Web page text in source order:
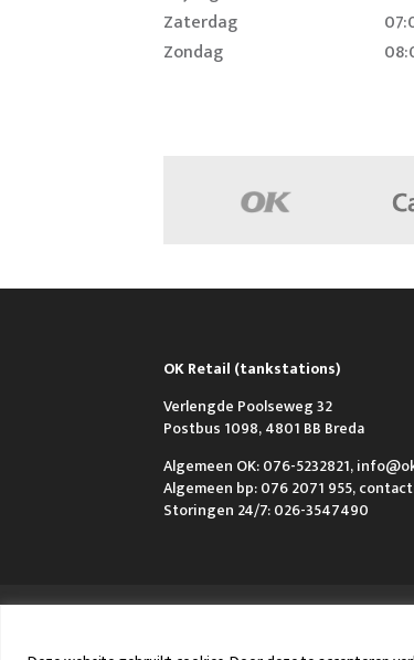
Zaterdag
Zondag
OK Retail (tankstations)
Verlengde Poolseweg 32
Postbus 1098, 4801 BB Breda
Algemeen OK: 076-5232821,
Algemeen bp: 076 2071 955,
Storingen 24/7: 026-3547490